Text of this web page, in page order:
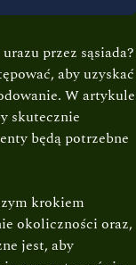
przez sąsiada?
aby uzyskać
W artykule
skutecznie
będą potrzebne
krokiem
okoliczności oraz,
jest, aby